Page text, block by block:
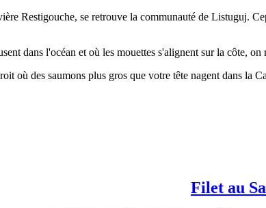
Restigouche, se retrouve la communauté de Listuguj.
dans l'océan et où les mouettes s'alignent sur la côte,
où des saumons plus gros que votre tête nagent dans la
Filet au